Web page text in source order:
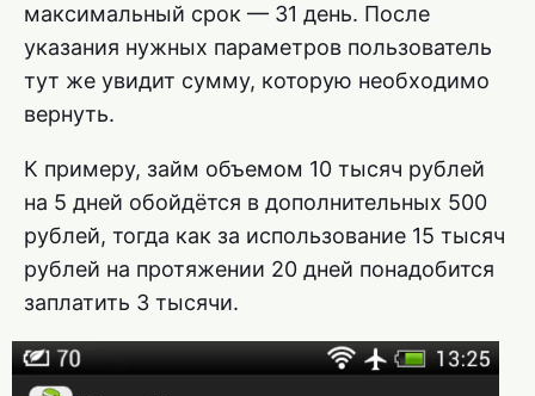
максимальный срок — 31 день. После
указания нужных параметров пользователь
тут же увидит сумму, которую необходимо
вернуть.
К примеру, займ объемом 10 тысяч рублей
на 5 дней обойдётся в дополнительных 500
рублей, тогда как за использование 15 тысяч
рублей на протяжении 20 дней понадобится
заплатить 3 тысячи.